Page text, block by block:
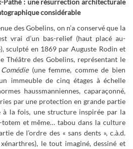
Pathé : une résurrection architecturale
considérable
des Gobelins, on n’a conservé que la
vrai d’un bas-relief (haut placé au-
sculpté en 1869 par Auguste Rodin et
Théâtre des Gobelins, représentant le
Comédie(une femme, comme de bien
immeuble de cinq étages à échelle
haussmanniennes, caparaçonné,
par une protection en grande partie
à la fois, une structure inspirée par la
et même… tabou dans la culture
de l’ordre des « sans dents », c.à.d.
le tout imaginé, dessiné et